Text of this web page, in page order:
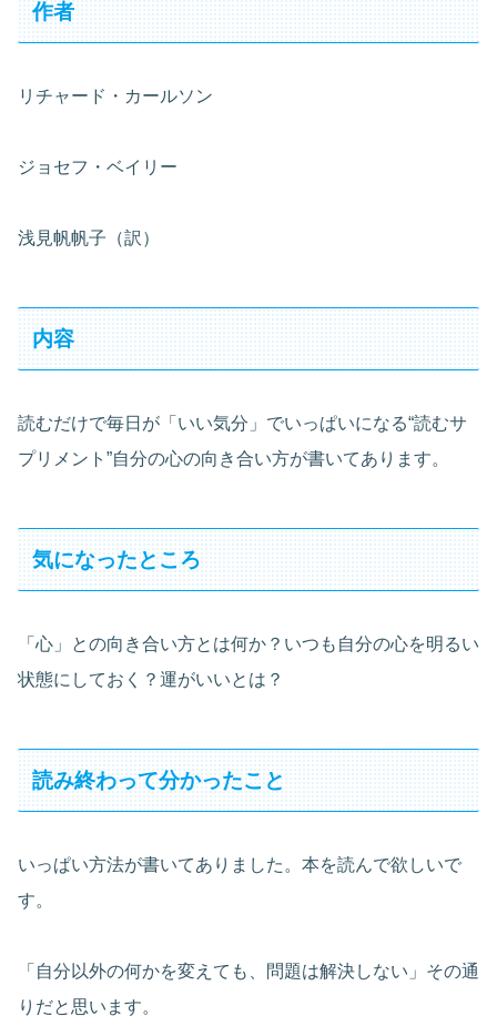
作者
リチャード・カールソン
ジョセフ・ベイリー
浅見帆帆子（訳）
内容
読むだけで毎日が「いい気分」でいっぱいになる“読むサ
プリメント”自分の心の向き合い方が書いてあります。
気になったところ
「心」との向き合い方とは何か？いつも自分の心を明るい
状態にしておく？運がいいとは？
読み終わって分かったこと
いっぱい方法が書いてありました。本を読んで欲しいで
す。
「自分以外の何かを変えても、問題は解決しない」その通
りだと思います。